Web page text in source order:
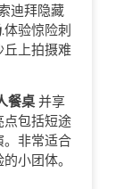
迪拜隐藏
.体验惊险刺
丘上拍摄难
餐桌 并享
点包括短途
。非常适合
小团体。